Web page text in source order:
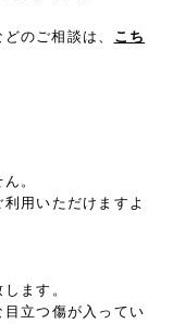
のご相談は、 こち
。
用いただけますよ
ます。
立つ傷が入ってい